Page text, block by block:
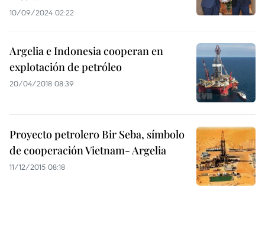
10/09/2024 02:22
Argelia e Indonesia cooperan en
explotación de petróleo
20/04/2018 08:39
Proyecto petrolero Bir Seba, símbolo
de cooperación Vietnam- Argelia
11/12/2015 08:18